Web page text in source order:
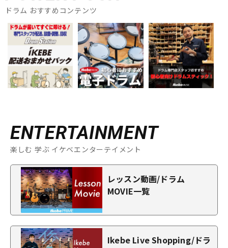
ドラム おすすめコンテンツ
ENTERTAINMENT
楽しむ 学ぶ イケベエンターテイメント
レッスン動画/ドラム
MOVIE一覧
Ikebe Live Shopping/ドラ